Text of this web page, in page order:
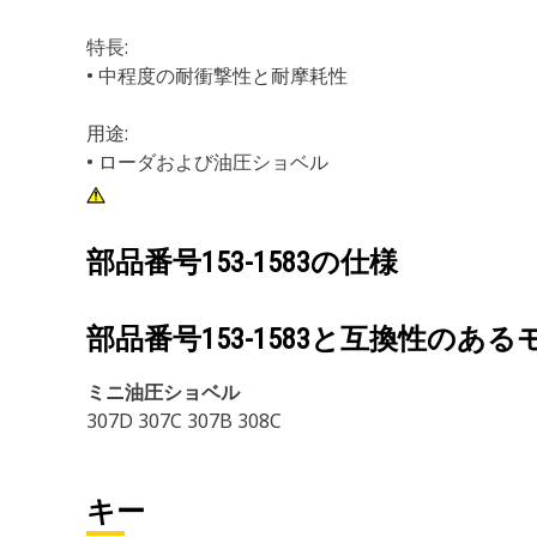
特長:
• 中程度の耐衝撃性と耐摩耗性
用途:
• ローダおよび油圧ショベル
部品番号153-1583の仕様
部品番号153-1583と互換性のある
ミニ油圧ショベル
307D 307C 307B 308C
キー